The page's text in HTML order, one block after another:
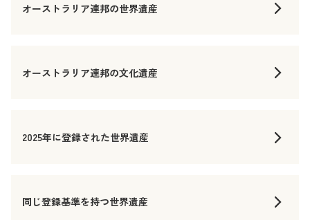
オーストラリア連邦の世界遺産
オーストラリア連邦の文化遺産
2025年に登録された世界遺産
同じ登録基準を持つ世界遺産